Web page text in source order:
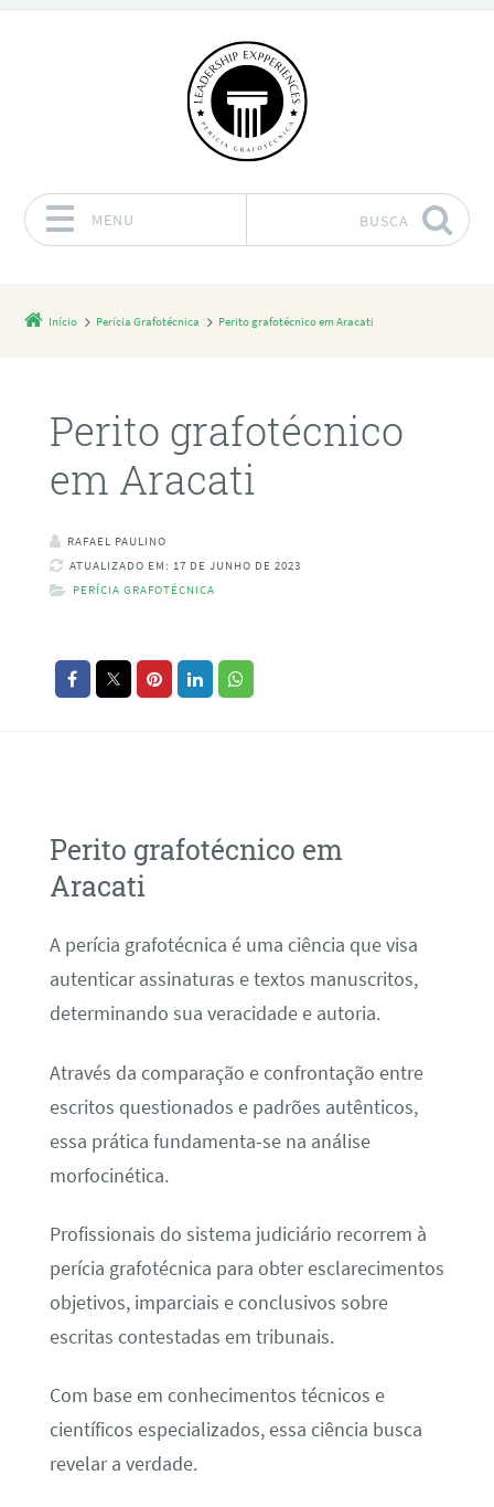
MENU BUSCA
Início Perícia Grafotécnica Perito grafotécnico em Aracati
Perito grafotécnico
em Aracati
RAFAEL PAULINO
ATUALIZADO EM: 17 DE JUNHO DE 2023
PERÍCIA GRAFOTÉCNICA
Perito grafotécnico em
Aracati
A perícia grafotécnica é uma ciência que visa
autenticar assinaturas e textos manuscritos,
determinando sua veracidade e autoria.
Através da comparação e confrontação entre
escritos questionados e padrões autênticos,
essa prática fundamenta-se na análise
morfocinética.
Profissionais do sistema judiciário recorrem à
perícia grafotécnica para obter esclarecimentos
objetivos, imparciais e conclusivos sobre
escritas contestadas em tribunais.
Com base em conhecimentos técnicos e
científicos especializados, essa ciência busca
revelar a verdade.